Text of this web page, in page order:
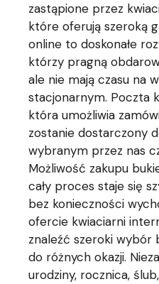
zastąpione przez
które oferują szeroką
online to doskonałe
którzy pragną
ale nie mają czasu na
stacjonarnym. Poczta
która umożliwia
zostanie dostarczony
wybranym przez nas
Możliwość zakupu
cały proces staje się
bez konieczności
ofercie kwiaciarni
znaleźć szeroki wybór
do różnych okazji.
urodziny, rocznica,